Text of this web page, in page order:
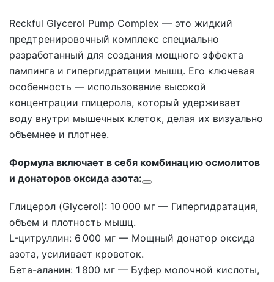
Reckful Glycerol Pump Complex — это жидкий
предтренировочный комплекс специально
разработанный для создания мощного эффекта
пампинга и гипергидратации мышц. Его ключевая
особенность — использование высокой
концентрации глицерола, который удерживает
воду внутри мышечных клеток, делая их визуально
объемнее и плотнее.
Формула включает в себя комбинацию осмолитов
и донаторов оксида азота:
Глицерол (Glycerol): 10 000 мг — Гипергидратация,
объем и плотность мышц.
L-цитруллин: 6 000 мг — Мощный донатор оксида
азота, усиливает кровоток.
Бета-аланин: 1 800 мг — Буфер молочной кислоты,